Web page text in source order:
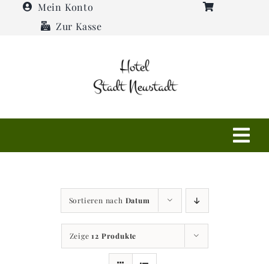
Mein Konto
Zur Kasse
Restaurant
Sortieren nach Datum
Zeige12 Produkte